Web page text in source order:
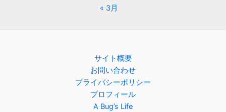
« 3月
サイト概要
お問い合わせ
プライバシーポリシー
プロフィール
A Bug’s Life